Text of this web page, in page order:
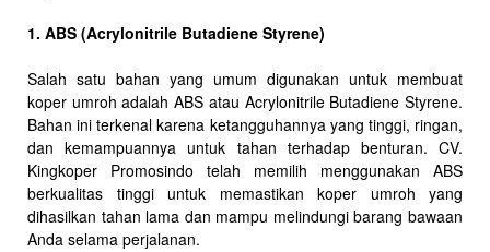
1. ABS (Acrylonitrile Butadiene Styrene)
Salah satu bahan yang umum digunakan untuk membuat
koper umroh adalah ABS atau Acrylonitrile Butadiene Styrene.
Bahan ini terkenal karena ketangguhannya yang tinggi, ringan,
dan kemampuannya untuk tahan terhadap benturan. CV.
Kingkoper Promosindo telah memilih menggunakan ABS
berkualitas tinggi untuk memastikan koper umroh yang
dihasilkan tahan lama dan mampu melindungi barang bawaan
Anda selama perjalanan.